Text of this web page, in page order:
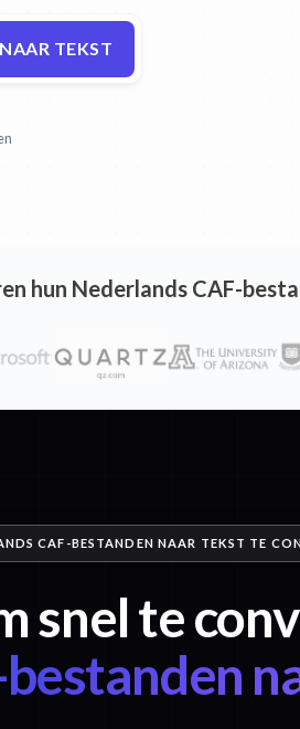
TEKST
hun Nederlands CAF-
CAF-BESTANDEN NAAR TEKST TE
snel te